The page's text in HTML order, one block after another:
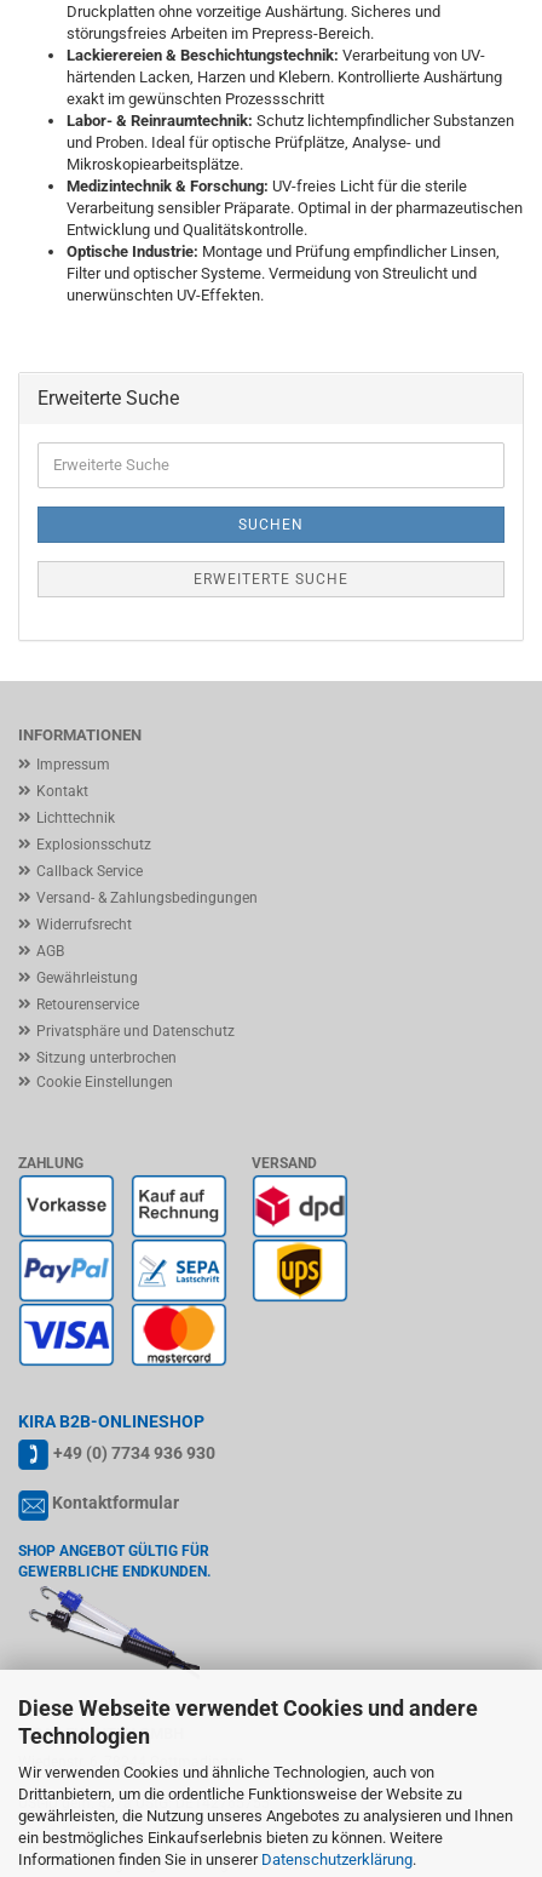
Diese Webseite verwendet Cookies und andere
Technologien
Wir verwenden Cookies und ähnliche Technologien, auch von
Drittanbietern, um die ordentliche Funktionsweise der Website zu
gewährleisten, die Nutzung unseres Angebotes zu analysieren und Ihnen
ein bestmögliches Einkaufserlebnis bieten zu können. Weitere
Informationen finden Sie in unserer Datenschutzerklärung.
Druckplatten ohne vorzeitige Aushärtung. Sicheres und
störungsfreies Arbeiten im Prepress-Bereich.
Lackierereien & Beschichtungstechnik: Verarbeitung von UV-
härtenden Lacken, Harzen und Klebern. Kontrollierte Aushärtung
exakt im gewünschten Prozessschritt
Labor- & Reinraumtechnik: Schutz lichtempfindlicher Substanzen
und Proben. Ideal für optische Prüfplätze, Analyse- und
Mikroskopiearbeitsplätze.
Medizintechnik & Forschung: UV-freies Licht für die sterile
Verarbeitung sensibler Präparate. Optimal in der pharmazeutischen
Entwicklung und Qualitätskontrolle.
Optische Industrie: Montage und Prüfung empfindlicher Linsen,
Filter und optischer Systeme. Vermeidung von Streulicht und
unerwünschten UV-Effekten.
Erweiterte Suche
Suche
SUCHEN
ERWEITERTE SUCHE
INFORMATIONEN
Impressum
Kontakt
Lichttechnik
Explosionsschutz
Callback Service
Versand- & Zahlungsbedingungen
Widerrufsrecht
AGB
Gewährleistung
Retourenservice
Privatsphäre und Datenschutz
Sitzung unterbrochen
Cookie Einstellungen
ZAHLUNG VERSAND
KIRA B2B-ONLINESHOP
+49 (0) 7734 936 930
Kontaktformular
SHOP ANGEBOT GÜLTIG FÜR
GEWERBLICHE ENDKUNDEN.
KIRA LEUCHTEN GMBH
USt-ID gem. §27a UStG: DE142765755
Warenzeichen:
KIRA ist ein eingetragenes und geschütztes